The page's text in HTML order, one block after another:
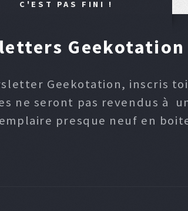
C'EST PAS FINI !
Geekotation
Geekotation, inscris
ne seront pas revendus à
presque neuf en